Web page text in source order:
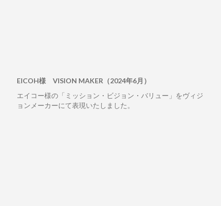
EICOH様 VISION MAKER（2024年6月）
エイコー様の「ミッション・ビジョン・バリュー」をヴィジ
ョンメーカーにて表現いたしました。